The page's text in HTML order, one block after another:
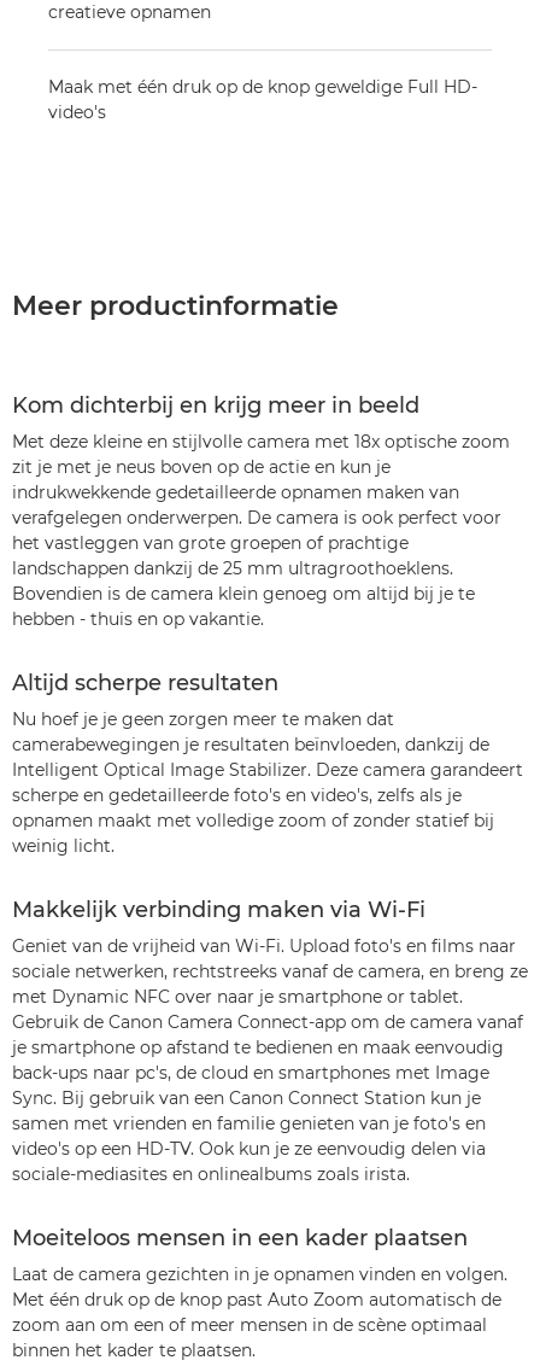
creatieve opnamen
Maak met één druk op de knop geweldige Full HD-
video's
Meer productinformatie
Kom dichterbij en krijg meer in beeld
Met deze kleine en stijlvolle camera met 18x optische zoom
zit je met je neus boven op de actie en kun je
indrukwekkende gedetailleerde opnamen maken van
verafgelegen onderwerpen. De camera is ook perfect voor
het vastleggen van grote groepen of prachtige
landschappen dankzij de 25 mm ultragroothoeklens.
Bovendien is de camera klein genoeg om altijd bij je te
hebben - thuis en op vakantie.
Altijd scherpe resultaten
Nu hoef je je geen zorgen meer te maken dat
camerabewegingen je resultaten beïnvloeden, dankzij de
Intelligent Optical Image Stabilizer. Deze camera garandeert
scherpe en gedetailleerde foto's en video's, zelfs als je
opnamen maakt met volledige zoom of zonder statief bij
weinig licht.
Makkelijk verbinding maken via Wi-Fi
Geniet van de vrijheid van Wi-Fi. Upload foto's en films naar
sociale netwerken, rechtstreeks vanaf de camera, en breng ze
met Dynamic NFC over naar je smartphone or tablet.
Gebruik de Canon Camera Connect-app om de camera vanaf
je smartphone op afstand te bedienen en maak eenvoudig
back-ups naar pc's, de cloud en smartphones met Image
Sync. Bij gebruik van een Canon Connect Station kun je
samen met vrienden en familie genieten van je foto's en
video's op een HD-TV. Ook kun je ze eenvoudig delen via
sociale-mediasites en onlinealbums zoals irista.
Moeiteloos mensen in een kader plaatsen
Laat de camera gezichten in je opnamen vinden en volgen.
Met één druk op de knop past Auto Zoom automatisch de
zoom aan om een of meer mensen in de scène optimaal
binnen het kader te plaatsen.